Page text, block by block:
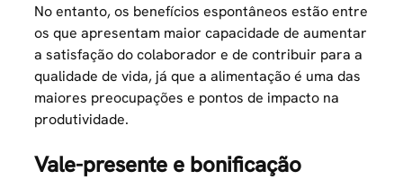
No entanto, os benefícios espontâneos estão entre
os que apresentam maior capacidade de aumentar
a satisfação do colaborador e de contribuir para a
qualidade de vida, já que aalimentaçãoé uma das
maiores preocupações e pontos de impacto na
produtividade.
Vale-presente e bonificação